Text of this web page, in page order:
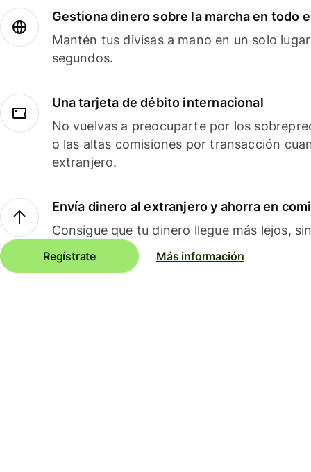
Gestiona dinero sobre la marcha en todo
Mantén tus divisas a mano en un solo
segundos.
Una tarjeta de débito internacional
No vuelvas a preocuparte por los
o las altas comisiones por transacción
extranjero.
Envía dinero al extranjero y ahorra en
Consigue que tu dinero llegue más lejos,
Regístrate Más información